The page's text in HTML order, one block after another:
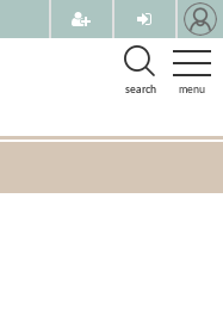
menu
search